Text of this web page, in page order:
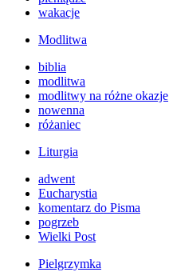
wakacje
Modlitwa
biblia
modlitwa
modlitwy na różne okazje
nowenna
różaniec
Liturgia
adwent
Eucharystia
komentarz do Pisma
pogrzeb
Wielki Post
Pielgrzymka